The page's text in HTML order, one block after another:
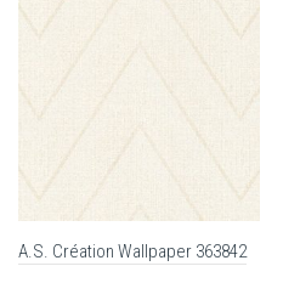
A.S. Création Wallpaper 363842